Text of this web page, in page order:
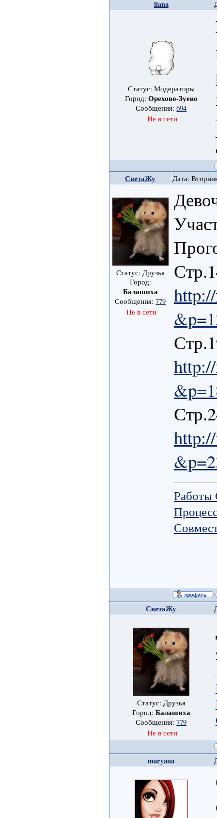
liana
Статус: Модераторы
Город: Орехово-Зуево
Сообщения:694
Не в сети
СветаЖу Дата:
Статус: Друзья
Город:
Балашиха
Сообщения:779
Не в сети
СветаЖу
Статус: Друзья
Город: Балашиха
Сообщения:779
Не в сети
maryana